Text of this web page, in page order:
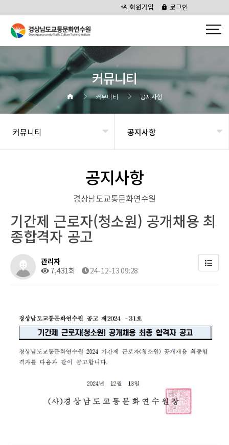
회원가입 로그인
커뮤니티
커뮤니티 공지사항
커뮤니티 공지사항
공지사항
경상남도교통문화연수원
기간제 근로자(청소원) 공개채용 최
종합격자 공고
관리자
7,431회
24-12-13 09:28